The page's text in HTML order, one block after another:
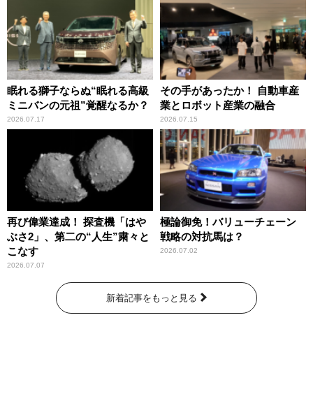
眠れる獅子ならぬ“眠れる高級
ミニバンの元祖”覚醒なるか？
2026.07.17
その手があったか！ 自動車産
業とロボット産業の融合
2026.07.15
再び偉業達成！ 探査機「はや
ぶさ2」、第二の“人生”粛々と
こなす
2026.07.07
極論御免！バリューチェーン
戦略の対抗馬は？
2026.07.02
新着記事をもっと見る